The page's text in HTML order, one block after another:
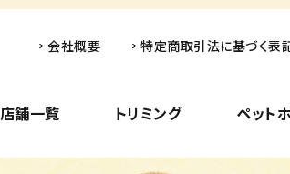
店舗一覧 トリミング ペット
会社概要 特定商取引法に基づく表